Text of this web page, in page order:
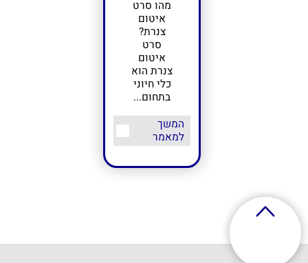
מהו סרט
איטום
צנרת?
סרט
איטום
צנרת הוא
כלי חיוני
בתחום...
המשך
למאמר